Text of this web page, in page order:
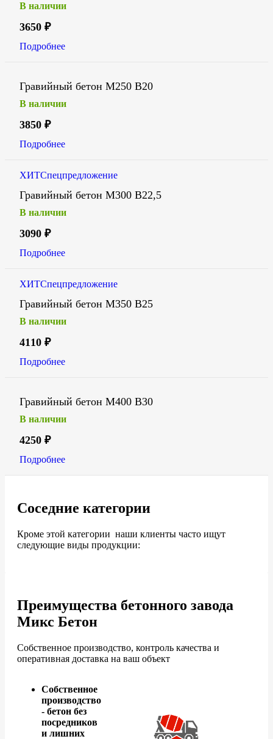
В наличии
3650 ₽
Подробнее
Гравийный бетон М250 В20
В наличии
3850 ₽
Подробнее
ХИТСпецпредложение
Гравийный бетон М300 В22,5
В наличии
3090 ₽
Подробнее
ХИТСпецпредложение
Гравийный бетон М350 В25
В наличии
4110 ₽
Подробнее
Гравийный бетон М400 В30
В наличии
4250 ₽
Подробнее
Соседние категории
Кроме этой категории наши клиенты часто ищут
следующие виды продукции:
Преимущества бетонного завода
Микс Бетон
Собственное производство, контроль качества и
оперативная доставка на ваш объект
Собственное
производство
- бетон без
посредников
и лишних